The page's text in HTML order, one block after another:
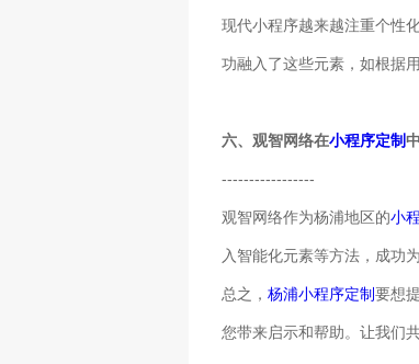
现代小程序越来越注重个性
功融入了这些元素，如根据
六、观智网络在小程序定制
-----------------
观智网络作为杨浦地区的小
入智能化元素等方法，成功
总之， 杨浦小程序定制要想
您带来启示和帮助。让我们